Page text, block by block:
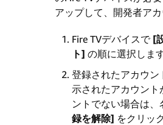
アップして、開発者ア
Fire TVデバイスで [
ト] の順に選択します
登録されたアカウ
示されたアカウント
ントでない場合は
録を解除] をクリッ